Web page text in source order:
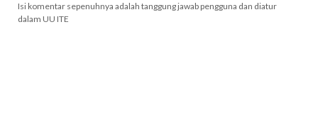
Isi komentar sepenuhnya adalah tanggung jawab pengguna dan diatur
dalam UU ITE